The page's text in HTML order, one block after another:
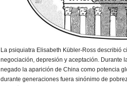
La psiquiatra Elisabeth Kübler-Ross describió
negociación, depresión y aceptación. Durante
negado la aparición de China como potencia
durante generaciones fuera sinónimo de